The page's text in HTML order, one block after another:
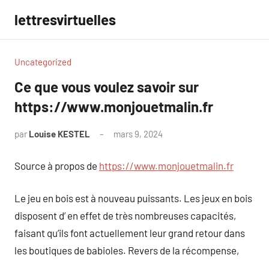
contenu
lettresvirtuelles
Uncategorized
Ce que vous voulez savoir sur
https://www.monjouetmalin.fr
par Louise KESTEL mars 9, 2024
Source à propos de https://www.monjouetmalin.fr
Le jeu en bois est à nouveau puissants. Les jeux en bois
disposent d’ en effet de très nombreuses capacités,
faisant qu’ils font actuellement leur grand retour dans
les boutiques de babioles. Revers de la récompense,